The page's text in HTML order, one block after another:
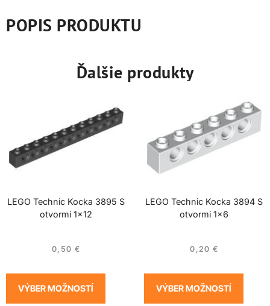
POPIS PRODUKTU
Ďalšie produkty
LEGO Technic Kocka 3895 S
otvormi 1×12
0,50 €
VÝBER MOŽNOSTÍ
LEGO Technic Kocka 3894 S
otvormi 1×6
0,20 €
VÝBER MOŽNOSTÍ